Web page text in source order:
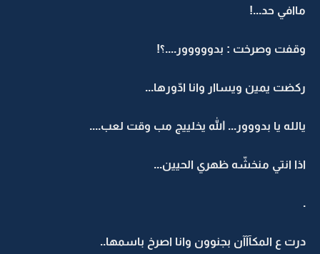
ماافي حد...!
وقفت وصرخت : بدووووور....؟!
ركضت يمين ويساار وانا ادّورها...
يالله يا بدووور... الله يخلييج مب وقت لعب....
اذا انتي منخشّه ظهري الحيين...
.
درت ع المكآآآن بجنوون وانا اصرخ باسمها..